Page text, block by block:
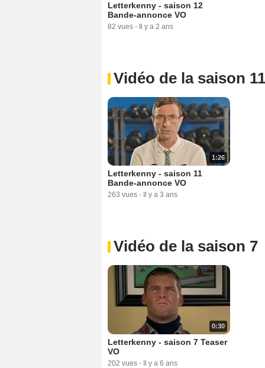
Letterkenny - saison 12
Bande-annonce VO
82 vues - Il y a 2 ans
Vidéo de la saison 11
1:26
Letterkenny - saison 11
Bande-annonce VO
263 vues - Il y a 3 ans
Vidéo de la saison 7
0:30
Letterkenny - saison 7 Teaser
VO
202 vues - Il y a 6 ans